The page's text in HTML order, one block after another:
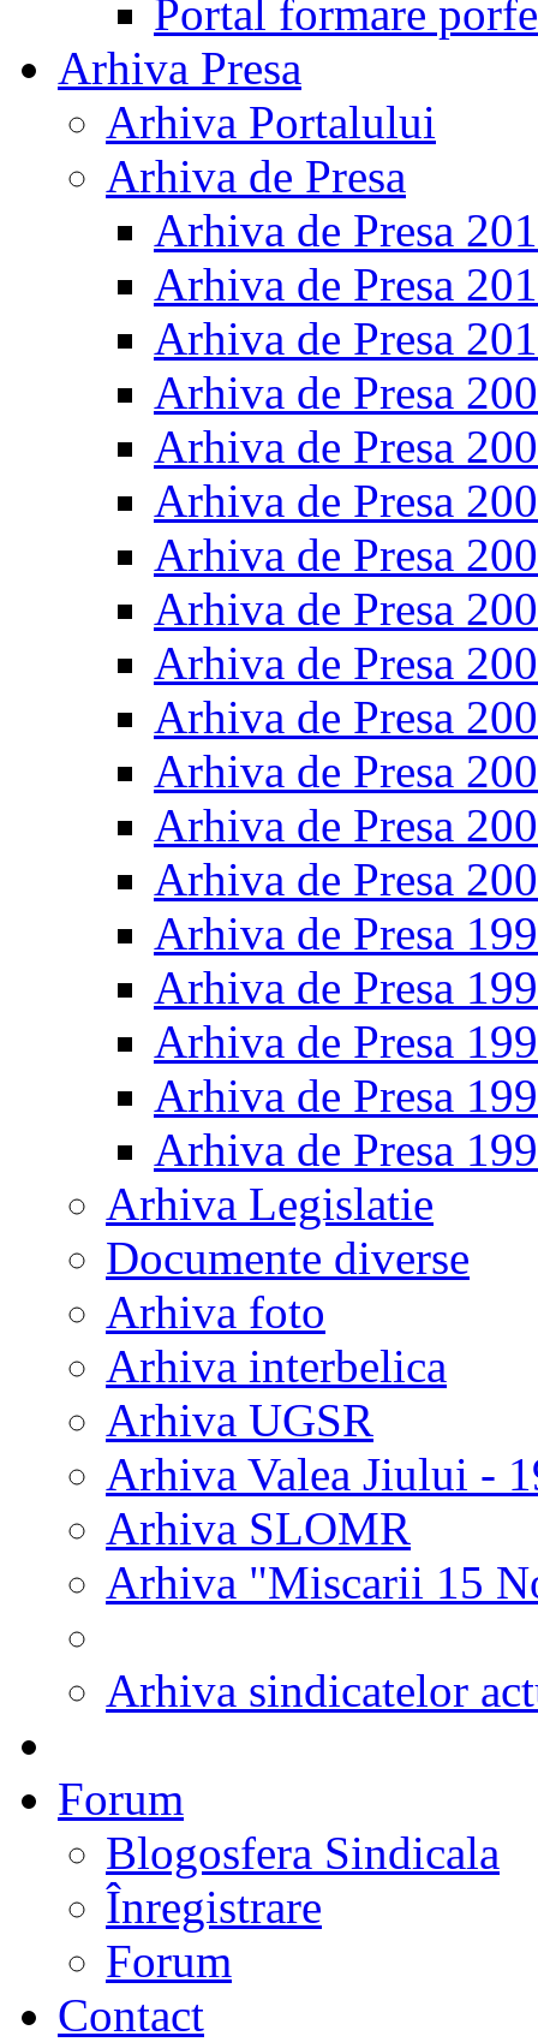
Portal formare
Arhiva Presa
Arhiva Portalului
Arhiva de Presa
Arhiva de Presa
Arhiva de Presa
Arhiva de Presa
Arhiva de Presa
Arhiva de Presa
Arhiva de Presa
Arhiva de Presa
Arhiva de Presa
Arhiva de Presa
Arhiva de Presa
Arhiva de Presa
Arhiva de Presa
Arhiva de Presa
Arhiva de Presa
Arhiva de Presa
Arhiva de Presa
Arhiva de Presa
Arhiva de Presa
Arhiva Legislatie
Documente diverse
Arhiva foto
Arhiva interbelica
Arhiva UGSR
Arhiva Valea Jiului -
Arhiva SLOMR
Arhiva "Miscarii 15
Arhiva sindicatelor
Forum
Blogosfera Sindicala
Înregistrare
Forum
Contact